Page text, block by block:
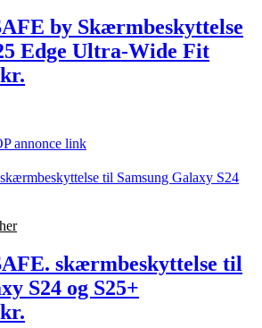
by Skærmbeskyttelse
Edge Ultra-Wide Fit
annonce link
skærmbeskyttelse til
S24 og S25+